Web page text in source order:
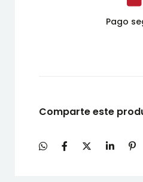
Pago
Comparte este